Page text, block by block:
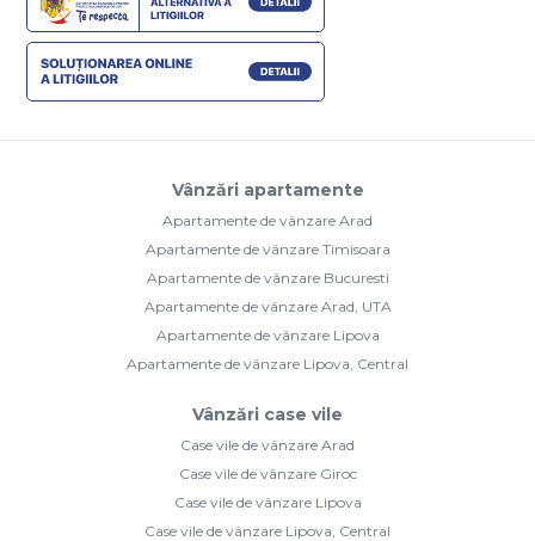
Vânzări apartamente
Apartamente de vânzare Arad
Apartamente de vânzare Timisoara
Apartamente de vânzare Bucuresti
Apartamente de vânzare Arad, UTA
Apartamente de vânzare Lipova
Apartamente de vânzare Lipova, Central
Vânzări case vile
Case vile de vânzare Arad
Case vile de vânzare Giroc
Case vile de vânzare Lipova
Case vile de vânzare Lipova, Central